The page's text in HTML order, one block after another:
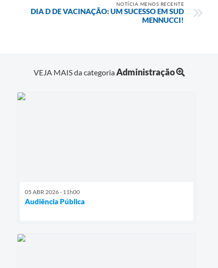
NOTÍCIA MENOS RECENTE
DIA D DE VACINAÇÃO: UM SUCESSO EM SUD
MENNUCCI!
VEJA MAIS da categoriaAdministração
05 ABR 2026 - 11h00
Audiência Pública